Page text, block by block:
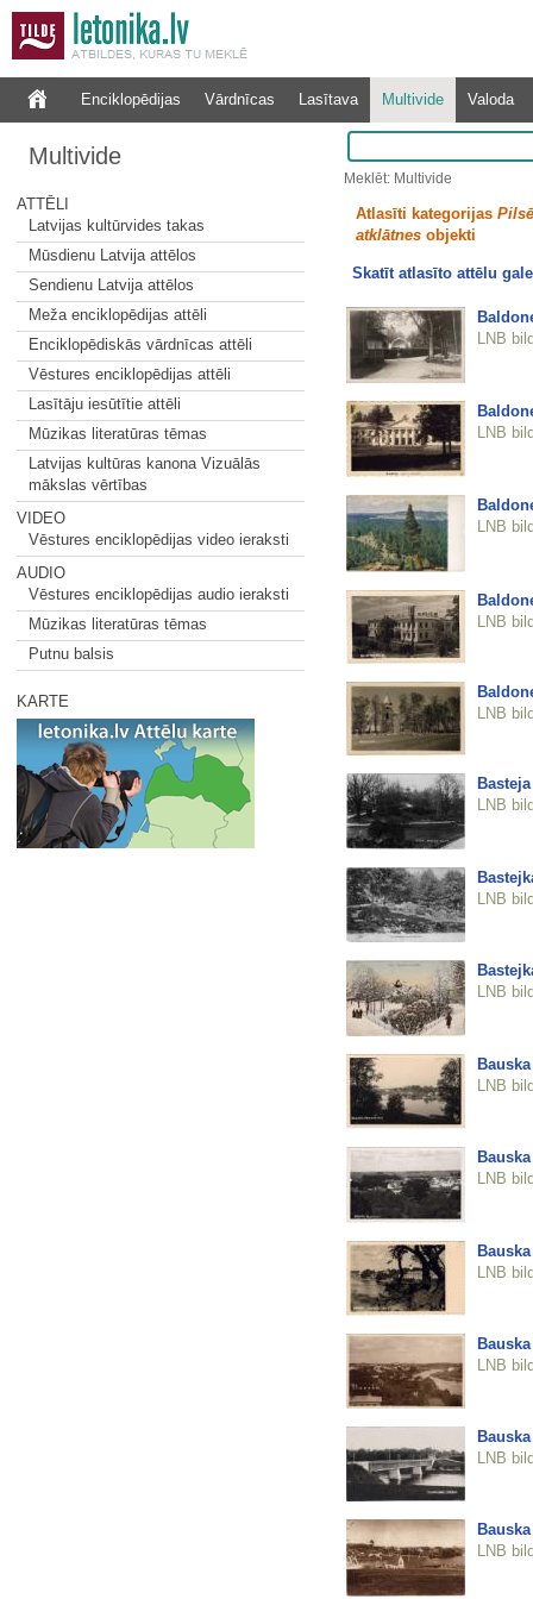
Enciklopēdijas Vārdnīcas Lasītava Multivide Valoda
Multivide
ATTĒLI
Latvijas kultūrvides takas
Mūsdienu Latvija attēlos
Sendienu Latvija attēlos
Meža enciklopēdijas attēli
Enciklopēdiskās vārdnīcas attēli
Vēstures enciklopēdijas attēli
Lasītāju iesūtītie attēli
Mūzikas literatūras tēmas
Latvijas kultūras kanona Vizuālās
mākslas vērtības
VIDEO
Vēstures enciklopēdijas video ieraksti
AUDIO
Vēstures enciklopēdijas audio ieraksti
Mūzikas literatūras tēmas
Putnu balsis
KARTE
Meklēt: Multivide
Atlasīti kategorijas
atklātnesobjekti
Skatīt atlasīto attēlu
LNB
LNB
LNB
LNB
LNB
LNB
LNB
LNB
Bauska
LNB
Bauska
LNB
Bauska
LNB
Bauska
LNB
Bauska
LNB
Bauska
LNB